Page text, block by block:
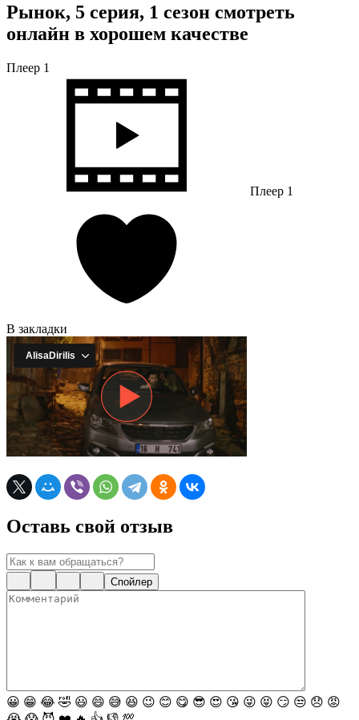
Рынок, 5 серия, 1 сезон смотреть
онлайн в хорошем качестве
Плеер 1
Плеер 1
В закладки
Оставь свой отзыв
Спойлер
😀 😁 😂 🤣 😃 😄 😅 😆 😉 😊 😋 😎 😍 😘 😜 😝 😏 😒 😞 😡